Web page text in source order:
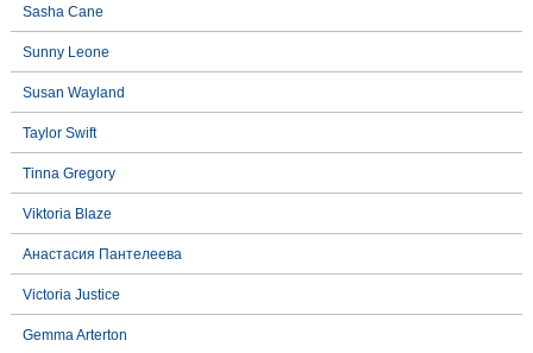
Sasha Cane
Sunny Leone
Susan Wayland
Taylor Swift
Tinna Gregory
Viktoria Blaze
Анастасия Пантелеева
Victoria Justice
Gemma Arterton